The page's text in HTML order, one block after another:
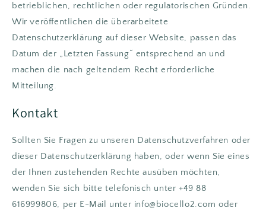
betrieblichen, rechtlichen oder regulatorischen Gründen.
Wir veröffentlichen die überarbeitete
Datenschutzerklärung auf dieser Website, passen das
Datum der „Letzten Fassung“ entsprechend an und
machen die nach geltendem Recht erforderliche
Mitteilung.
Kontakt
Sollten Sie Fragen zu unseren Datenschutzverfahren oder
dieser Datenschutzerklärung haben, oder wenn Sie eines
der Ihnen zustehenden Rechte ausüben möchten,
wenden Sie sich bitte telefonisch unter +49 88
616999806, per E-Mail unter info@biocello2.com oder